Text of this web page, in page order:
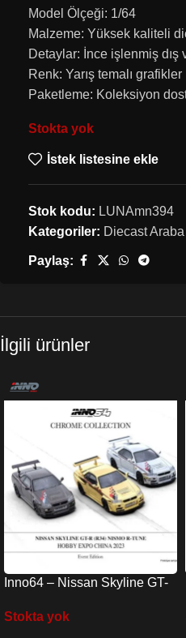
Model Ölçeği: 1/64
Malzeme: Yüksek kaliteli
Detaylar: İnce işlenmiş dış
Renk: Yarış temalı grafikler
Paketleme: Koleksiyon
Stokta yok
İstek listesine ekle
Stok kodu: LUNAmn394
Kategoriler: Diecast Araba
Paylaş:
İlgili ürünler
Inno64 – Nissan Skyline GT-
3 Cars Set
Stokta yok